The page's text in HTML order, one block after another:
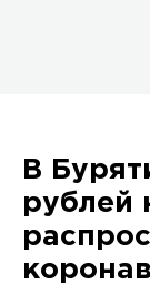
В
рублей